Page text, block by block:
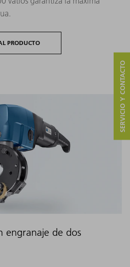
PRODUCTO
engranaje de dos
SERVICIO Y CONTACTO